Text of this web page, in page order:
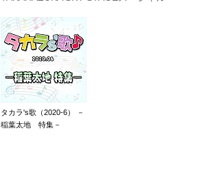
タカラ's歌（2020-6） －
稲葉太地 特集－